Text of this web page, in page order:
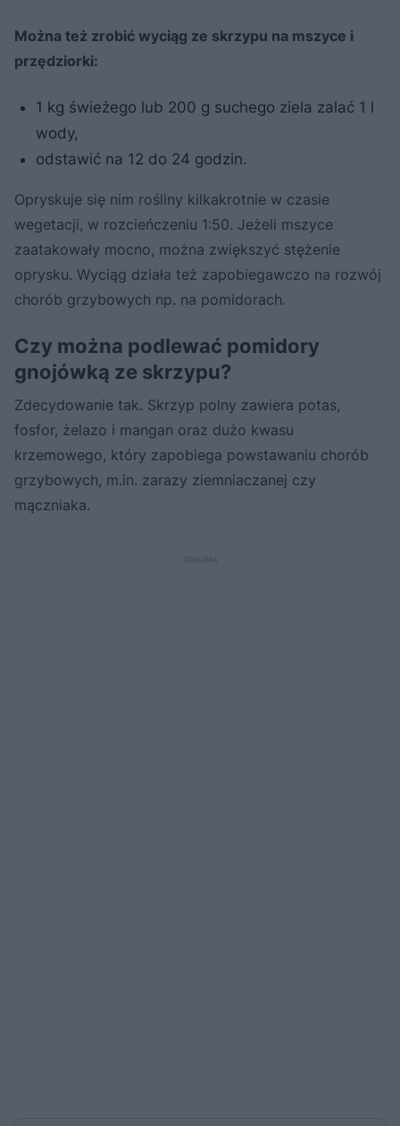
Można też zrobić wyciąg ze skrzypu na mszyce i
przędziorki:
1 kg świeżego lub 200 g suchego ziela zalać 1 l
wody,
odstawić na 12 do 24 godzin.
Opryskuje się nim rośliny kilkakrotnie w czasie
wegetacji, w rozcieńczeniu 1:50. Jeżeli mszyce
zaatakowały mocno, można zwiększyć stężenie
oprysku. Wyciąg działa też zapobiegawczo na rozwój
chorób grzybowych np. na pomidorach.
Czy można podlewać pomidory
gnojówką ze skrzypu?
Zdecydowanie tak. Skrzyp polny zawiera potas,
fosfor, żelazo i mangan oraz dużo kwasu
krzemowego, który zapobiega powstawaniu chorób
grzybowych, m.in. zarazy ziemniaczanej czy
mączniaka.